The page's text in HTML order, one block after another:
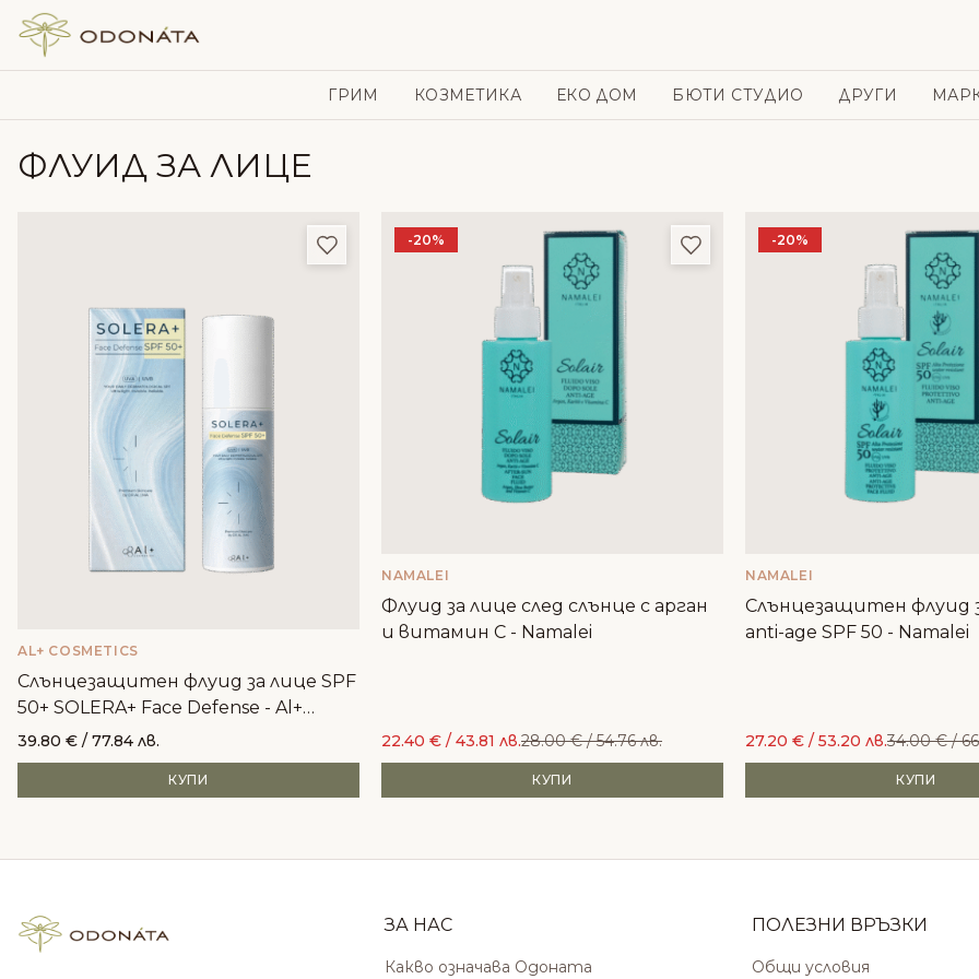
Skip to content
ГРИМ КОЗМЕТИКА ЕКО ДОМ БЮТИ СТУДИО ДРУГИ
ФЛУИД ЗА ЛИЦЕ
Добави в любими
AL+ COSMETICS
Слънцезащитен флуид за лице SPF
50+ SOLERA+ Face Defense - Al+
Cosmetics
39.80 € / 77.84 лв.
КУПИ
-20% Добави в любими
NAMALEI
Флуид за лице след слънце с арган
и витамин C - Namalei
22.40 € / 43.81 лв.28.00€/ 54.76 лв.
КУПИ
-20%
NAMALEI
Слънцезащитен флуид
anti-age SPF 50 - Namalei
27.20 € / 53.20 лв.34.00€/
КУПИ
ЗА НАС
Какво означава Одоната
ПОЛЕЗНИ ВРЪЗКИ
Общи условия